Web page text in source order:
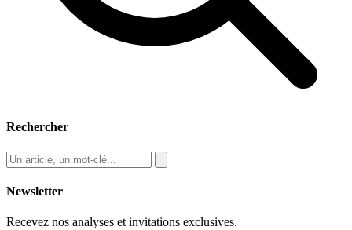
Rechercher
Newsletter
Recevez nos analyses et invitations exclusives.